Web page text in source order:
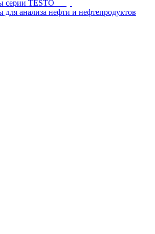
серии TESTO
для анализа нефти и нефтепродуктов